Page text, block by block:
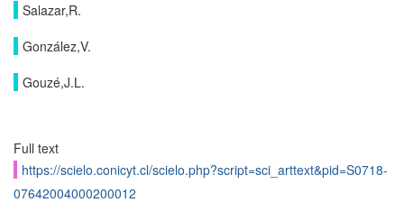
Salazar,R.
González,V.
Gouzé,J.L.
Full text
https://scielo.conicyt.cl/scielo.php?script=sci_arttext&pid=S0718-
07642004000200012